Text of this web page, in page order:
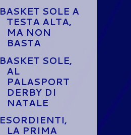
BASKET SOLE A
TESTA ALTA,
MA NON
BASTA
BASKET SOLE,
AL
PALASPORT
DERBY DI
NATALE
ESORDIENTI,
LA PRIMA